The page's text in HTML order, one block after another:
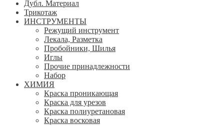
Дубл. Материал
Трикотаж
ИНСТРУМЕНТЫ
Режущий инструмент
Лекала, Разметка
Пробойники, Шилья
Иглы
Прочие принадлежности
Набор
ХИМИЯ
Краска проникающая
Краска для урезов
Краска полиуретановая
Краска восковая